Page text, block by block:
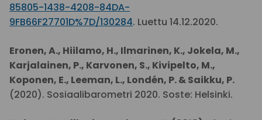
85805-1438-4208-84DA-
9FB66F27701D%7D/130284. Luettu 14.12.2020.
Eronen, A., Hiilamo, H., Ilmarinen, K., Jokela, M.,
Karjalainen, P., Karvonen, S., Kivipelto, M.,
Koponen, E., Leeman, L., Londén, P. & Saikku, P.
(2020). Sosiaalibarometri 2020. Soste: Helsinki.